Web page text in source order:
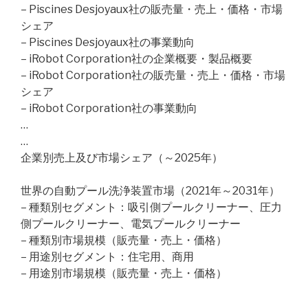
– Piscines Desjoyaux社の販売量・売上・価格・市場
シェア
– Piscines Desjoyaux社の事業動向
– iRobot Corporation社の企業概要・製品概要
– iRobot Corporation社の販売量・売上・価格・市場
シェア
– iRobot Corporation社の事業動向
…
…
企業別売上及び市場シェア（～2025年）
世界の自動プール洗浄装置市場（2021年～2031年）
– 種類別セグメント：吸引側プールクリーナー、圧力
側プールクリーナー、電気プールクリーナー
– 種類別市場規模（販売量・売上・価格）
– 用途別セグメント：住宅用、商用
– 用途別市場規模（販売量・売上・価格）